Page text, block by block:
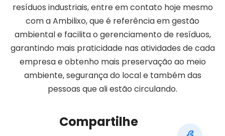
resíduos industriais, entre em contato hoje mesmo
com a Ambilixo, que é referência em gestão
ambiental e facilita o gerenciamento de resíduos,
garantindo mais praticidade nas atividades de cada
empresa e obtenho mais preservação ao meio
ambiente, segurança do local e também das
pessoas que ali estão circulando.
Compartilhe